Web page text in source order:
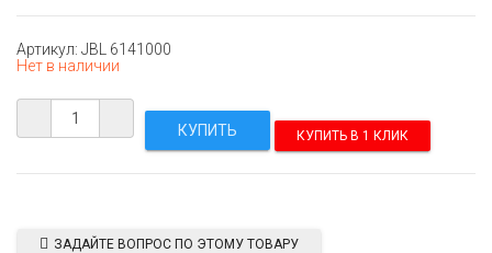
Артикул: JBL 6141000
Нет в наличии
КУПИТЬ В 1 КЛИК
ЗАДАЙТЕ ВОПРОС ПО ЭТОМУ ТОВАРУ